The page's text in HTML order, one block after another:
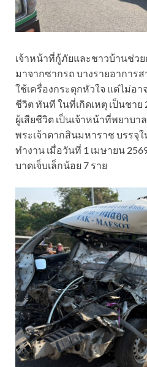
เจ้าหน้าที่กู้ภัยและชาวบ้านช่วย
มาจากซากรถ บางรายอาการส
ใช้เครื่องกระตุกหัวใจ แต่ไม่อา
ชีวิต ทันที ในที่เกิดเหตุ เป็นชาย
ผู้เสียชีวิต เป็นเจ้าหน้าที่พยาบา
พระเจ้าตากสินมหาราช บรรจุใ
ทำงาน เมื่อวันที่ 1 เมษายน
บาดเจ็บเล็กน้อย 7 ราย